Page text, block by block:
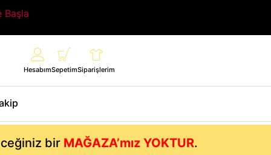
Başla
HesabımSepetimSiparişlerim
bir MAĞAZA’mız YOKTUR.